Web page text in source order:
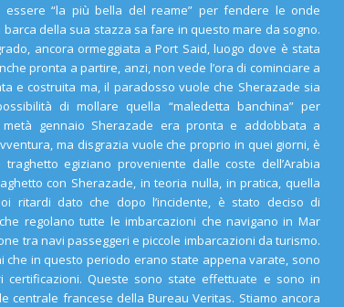
“la più bella del reame” per fendere le onde
della sua stazza sa fare in questo mare da sogno.
ancora ormeggiata a Port Said, luogo dove è stata
pronta a partire, anzi, non vede l’ora di cominciare a
e costruita ma, il paradosso vuole che Sherazade sia
di mollare quella “maledetta banchina” per
gennaio Sherazade era pronta e addobbata a
ma disgrazia vuole che proprio in quei giorni, è
egiziano proveniente dalle coste dell’Arabia
con Sherazade, in teoria nulla, in pratica, quella
ritardi dato che dopo l’incidente, è stato deciso di
regolano tutte le imbarcazioni che navigano in Mar
tra navi passeggeri e piccole imbarcazioni da turismo.
che in questo periodo erano state appena varate, sono
certificazioni. Queste sono state effettuate e sono in
centrale francese della Bureau Veritas. Stiamo ancora